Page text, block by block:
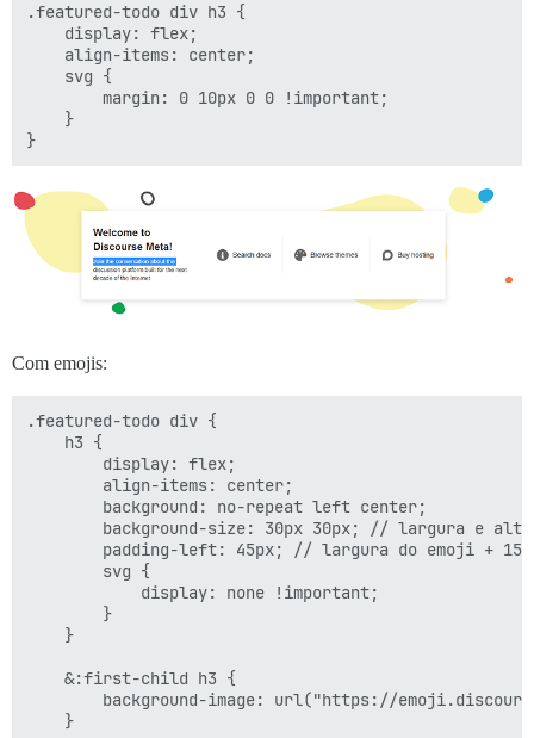
.featured-todo div h3 {
    display: flex;
    align-items: center;
    svg {
        margin: 0 10px 0 0 !important;
    }
Com emojis:
.featured-todo div {
    h3 {
        display: flex;
        align-items: center;
        background: no-repeat left center;
background-size: 30px 30px; // largura e
padding-left: 45px; // largura do emoji + 15
        svg {
            display: none !important;
        }
    }
    &:first-child h3 {
background-image: url("https://
    }